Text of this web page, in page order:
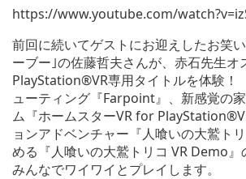
https://www.youtube.com/
前回に続いてゲストにお迎えしたお笑
ーブー｣の佐藤哲夫さんが、赤石先生オ
PlayStation®VR専用タイトルを体験
ューティング『Farpoint』、新感覚の
ム『ホームスターVR for
ョンアドベンチャー『人喰いの大鷲ト
める『人喰いの大鷲トリコ VR Demo』
みんなでワイワイとプレイします。